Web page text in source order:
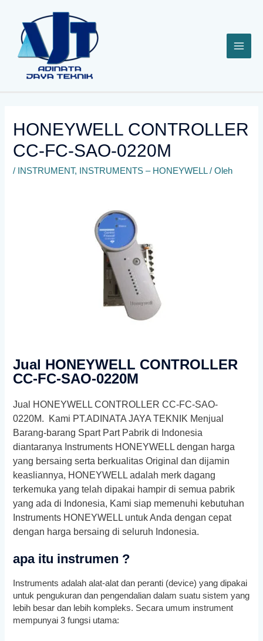
konten
HONEYWELL CONTROLLER
CC-FC-SAO-0220M
/ INSTRUMENT, INSTRUMENTS – HONEYWELL/ Oleh
Jual HONEYWELL CONTROLLER
CC-FC-SAO-0220M
Jual HONEYWELL CONTROLLER CC-FC-SAO-
0220M. Kami PT.ADINATA JAYA TEKNIK Menjual
Barang-barang Spart Part Pabrik di Indonesia
diantaranya Instruments HONEYWELL dengan harga
yang bersaing serta berkualitas Original dan dijamin
keasliannya, HONEYWELL adalah merk dagang
terkemuka yang telah dipakai hampir di semua pabrik
yang ada di Indonesia, Kami siap memenuhi kebutuhan
Instruments HONEYWELL untuk Anda dengan cepat
dengan harga bersaing di seluruh Indonesia.
apa itu instrumen ?
Instruments adalah alat-alat dan peranti (device) yang dipakai
untuk pengukuran dan pengendalian dalam suatu sistem yang
lebih besar dan lebih kompleks. Secara umum instrument
mempunyai 3 fungsi utama: